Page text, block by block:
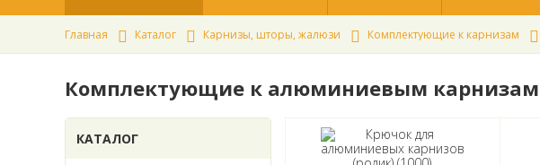
НОВИНКИ
Инструмент
Карнизы, шторы, жалюзи
Главная Каталог Карнизы, шторы, жалюзи Комплектующие к карнизам
Комплектующие к алюминиевым карнизам
КАТАЛОГ